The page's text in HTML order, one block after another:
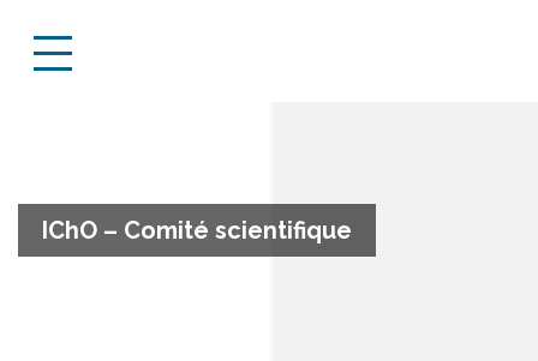
IChO – Comité scientifique